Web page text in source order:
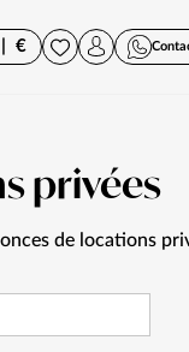
€
privées
de locations